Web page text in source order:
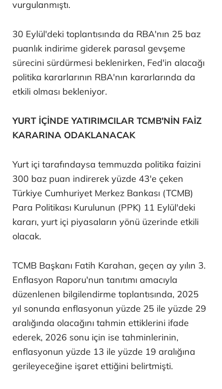
vurgulanmıştı.
30 Eylül'deki toplantısında da RBA'nın 25 baz
puanlık indirime giderek parasal gevşeme
sürecini sürdürmesi beklenirken, Fed'in alacağı
politika kararlarının RBA'nın kararlarında da
etkili olması bekleniyor.
YURT İÇİNDE YATIRIMCILAR TCMB'NİN FAİZ
KARARINA ODAKLANACAK
Yurt içi tarafındaysa temmuzda politika faizini
300 baz puan indirerek yüzde 43'e çeken
Türkiye Cumhuriyet Merkez Bankası (TCMB)
Para Politikası Kurulunun (PPK) 11 Eylül'deki
kararı, yurt içi piyasaların yönü üzerinde etkili
olacak.
TCMB Başkanı Fatih Karahan, geçen ay yılın 3.
Enflasyon Raporu'nun tanıtımı amacıyla
düzenlenen bilgilendirme toplantısında, 2025
yıl sonunda enflasyonun yüzde 25 ile yüzde 29
aralığında olacağını tahmin ettiklerini ifade
ederek, 2026 sonu için ise tahminlerinin,
enflasyonun yüzde 13 ile yüzde 19 aralığına
gerileyeceğine işaret ettiğini belirtmişti.